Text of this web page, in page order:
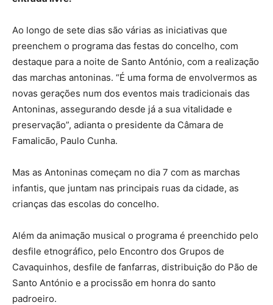
Ao longo de sete dias são várias as iniciativas que
preenchem o programa das festas do concelho, com
destaque para a noite de Santo António, com a realização
das marchas antoninas. “É uma forma de envolvermos as
novas gerações num dos eventos mais tradicionais das
Antoninas, assegurando desde já a sua vitalidade e
preservação”, adianta o presidente da Câmara de
Famalicão, Paulo Cunha.
Mas as Antoninas começam no dia 7 com as marchas
infantis, que juntam nas principais ruas da cidade, as
crianças das escolas do concelho.
Além da animação musical o programa é preenchido pelo
desfile etnográfico, pelo Encontro dos Grupos de
Cavaquinhos, desfile de fanfarras, distribuição do Pão de
Santo António e a procissão em honra do santo
padroeiro.